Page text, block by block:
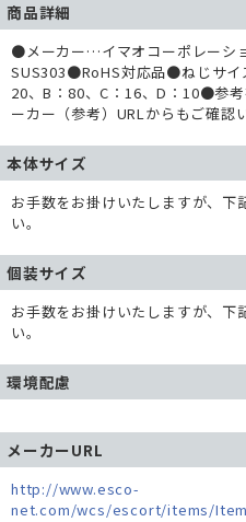
商品詳細
●メーカー…イマオコーポレー
SUS303●RoHS対応品●ねじサ
20、B：80、C：16、D：10●参
ーカー（参考）URLからもご確認
本体サイズ
お手数をお掛けいたしますが、下
い。
個装サイズ
お手数をお掛けいたしますが、下
い。
環境配慮
メーカーURL
http://www.esco-
net.com/wcs/escort/items/